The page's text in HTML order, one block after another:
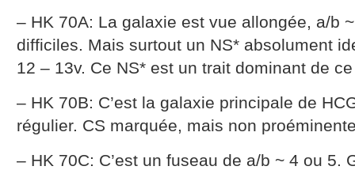
– HK 70A: La galaxie est vue allongée, a/b
difficiles. Mais surtout un NS* absolument
12 – 13v. Ce NS* est un trait dominant de
– HK 70B: C’est la galaxie principale de
régulier. CS marquée, mais non
– HK 70C: C’est un fuseau de a/b ~ 4 ou 5.